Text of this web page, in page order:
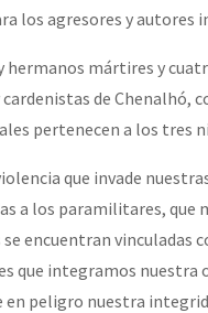
los agresores y autores
hermanos mártires y
de Chenalhó,
pertenecen a los tres
que invade
a los paramilitares, que
encuentran vinculadas
que integramos
en peligro nuestra